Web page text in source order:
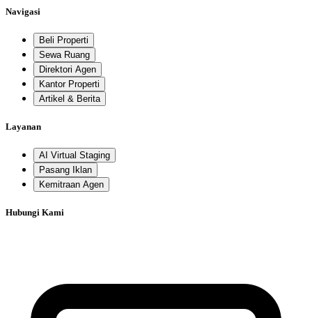
Navigasi
Beli Properti
Sewa Ruang
Direktori Agen
Kantor Properti
Artikel & Berita
Layanan
AI Virtual Staging
Pasang Iklan
Kemitraan Agen
Hubungi Kami